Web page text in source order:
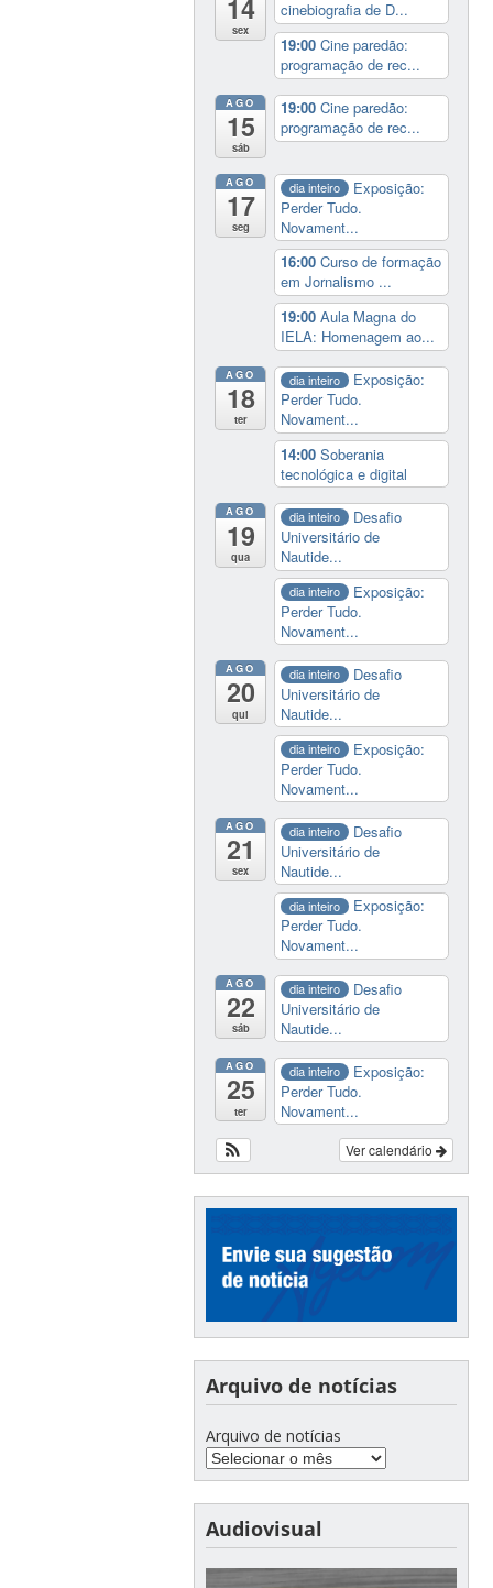
14
sex
cinebiografia de D...
19:00Cine paredão:
programação de rec...
AGO
15
sáb
19:00Cine paredão:
programação de rec...
AGO
17
seg
dia inteiro
Exposição:
Perder Tudo.
Novament...
16:00Curso de formação
em Jornalismo ...
19:00Aula Magna do
IELA: Homenagem ao...
AGO
18
ter
dia inteiro
Exposição:
Perder Tudo.
Novament...
14:00Soberania
tecnológica e digital
AGO
19
qua
dia inteiro
Desafio
Universitário de
Nautide...
dia inteiro
Exposição:
Perder Tudo.
Novament...
AGO
20
qui
dia inteiro
Desafio
Universitário de
Nautide...
dia inteiro
Exposição:
Perder Tudo.
Novament...
AGO
21
sex
dia inteiro
Desafio
Universitário de
Nautide...
dia inteiro
Exposição:
Perder Tudo.
Novament...
AGO
22
sáb
dia inteiro
Desafio
Universitário de
Nautide...
AGO
25
ter
dia inteiro
Exposição:
Perder Tudo.
Novament...
Ver calendário
Arquivo de notícias
Arquivo de notícias
Audiovisual